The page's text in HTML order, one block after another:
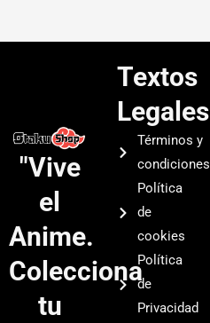
"Vive
el
Anime.
Colecciona
tu
Textos
Legales
Términos y
condiciones
Política
de
cookies
Política
de
Privacidad